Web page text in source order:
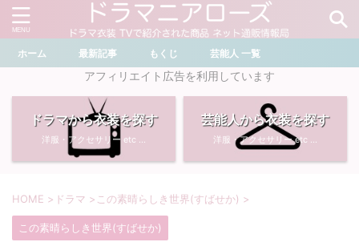
＼ ドラマ・芸能人を検索 ／
おすすめ検索ワード
川口春奈
・石原さとみ
・菜々緒
・畑芽育
ホーム 最新記事 もくじ 芸能人 一覧
アフィリエイト広告を利用しています
ドラマから衣装を探す
洋服・アクセサリー etc ...
芸能人から衣装を探す
洋服・アクセサリー etc ...
HOME > ドラマ > この素晴らしき世界(すばせか) >
この素晴らしき世界(すばせか)